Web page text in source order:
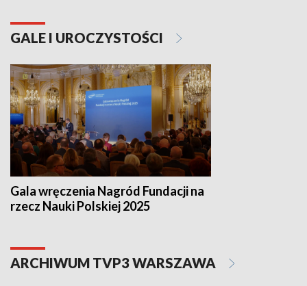
GALE I UROCZYSTOŚCI
Gala wręczenia Nagród Fundacji na
rzecz Nauki Polskiej 2025
ARCHIWUM TVP3 WARSZAWA